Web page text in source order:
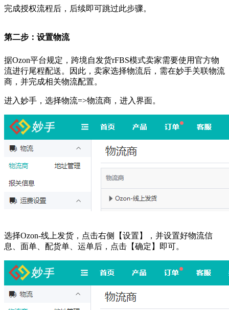
完成授权流程后，后续即可跳过此步骤。
第二步：设置物流
据Ozon平台规定，跨境自发货rFBS模式卖家需要使用官方物
流进行尾程配送。因此，卖家选择物流后，需在妙手关联物流
商，并完成相关物流配置。
进入妙手，选择物流=>物流商，进入界面。
选择Ozon-线上发货，点击右侧【设置】，并设置好物流信
息、面单、配货单、运单后，点击【确定】即可。